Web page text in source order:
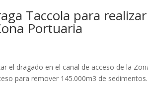
Taccola para
Portuaria
el dragado en el canal de acceso de la
para remover 145.000m3 de